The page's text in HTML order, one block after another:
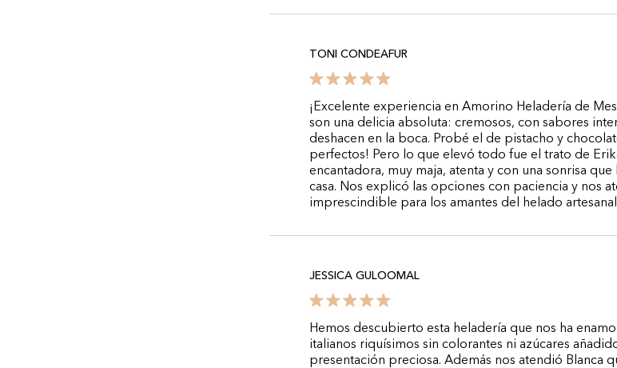
TONI CONDEAFUR
¡Excelente experiencia en Amorino Heladería de
son una delicia absoluta: cremosos, con sabores
deshacen en la boca. Probé el de pistacho y
perfectos! Pero lo que elevó todo fue el trato de
encantadora, muy maja, atenta y con una sonrisa
casa. Nos explicó las opciones con paciencia y nos
imprescindible para los amantes del helado
JESSICA GULOOMAL
Hemos descubierto esta heladería que nos ha
italianos riquísimos sin colorantes ni azúcares
presentación preciosa. Además nos atendió Blanca